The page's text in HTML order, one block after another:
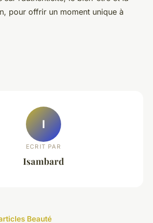
pour offrir un moment unique à
I
ECRIT PAR
Isambard
Beauté